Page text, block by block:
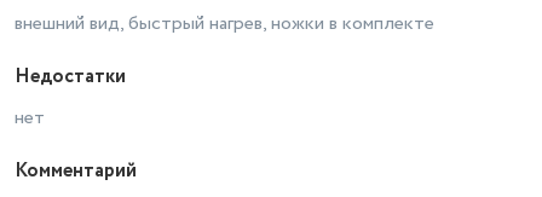
внешний вид, быстрый нагрев, ножки в комплекте
Недостатки
нет
Комментарий